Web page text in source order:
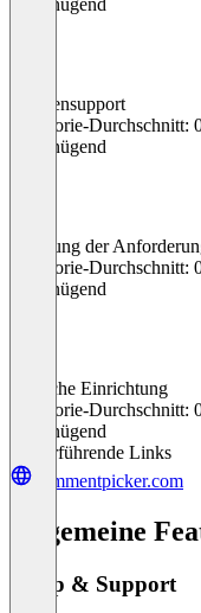
Kundensupport
Kategorie-Durchschnitt:
Ungenügend
Erfüllung der
Kategorie-Durchschnitt:
Ungenügend
Einfache Einrichtung
Kategorie-Durchschnitt:
Ungenügend
Weiterführende Links
commentpicker.com
Allgemeine
Setup & Support